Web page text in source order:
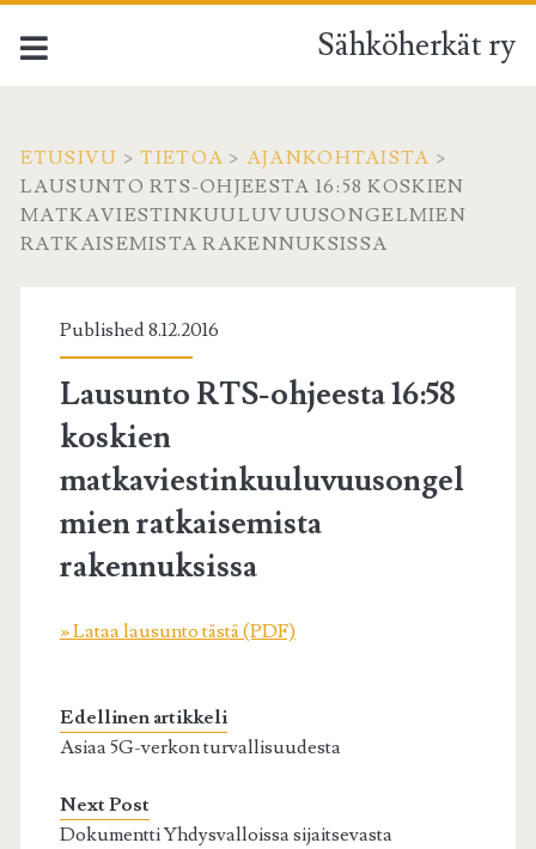
Sähköherkät ry
ETUSIVU >TIETOA > AJANKOHTAISTA >
LAUSUNTO RTS-OHJEESTA 16:58 KOSKIEN
MATKAVIESTINKUULUVUUSONGELMIEN
RATKAISEMISTA RAKENNUKSISSA
Published 8.12.2016
Lausunto RTS-ohjeesta 16:58
koskien
matkaviestinkuuluvuusongel
mien ratkaisemista
rakennuksissa
» Lataa lausunto tästä (PDF)
Edellinen artikkeli
Asiaa 5G-verkon turvallisuudesta
Next Post
Dokumentti Yhdysvalloissa sijaitsevasta